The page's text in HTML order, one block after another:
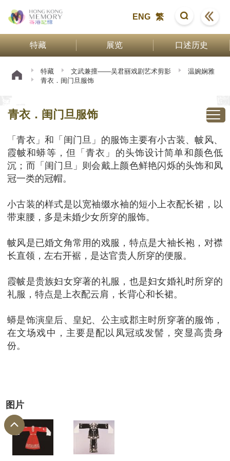
ENG 繁
特藏 展览 口述历史
特藏 文武兼擅——吴君丽戏剧艺术剪影
温婉娴雅
青衣．闺门旦服饰
青衣．闺门旦服饰
「青衣」和「闺门旦」的服饰主要有小古装、帔风、
霞帔和蟒等，但「青衣」的头饰设计简单和颜色低
沉；而「闺门旦」则会戴上颜色鲜艳闪烁的头饰和凤
冠一类的冠帽。
小古装的样式是以宽袖缀水袖的短小上衣配长裙，以
带束腰，多是未婚少女所穿的服饰。
帔风是已婚文角常用的戏服，特点是大袖长袍，对襟
长直领，左右开裾，是达官贵人所穿的便服。
霞帔是贵族妇女穿著的礼服，也是妇女婚礼时所穿的
礼服，特点是上衣配云肩，长背心和长裙。
蟒是饰演皇后、皇妃、公主或郡主时所穿著的服饰，
在文场戏中，主要是配以凤冠或发髻，突显高贵身
份。
图片